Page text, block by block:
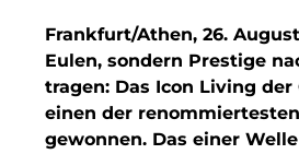
Finanzchef24
Frameworks
Gemeinde Hallbergmoos
Frankfurt/Athen, 26.
Eulen, sondern Prestige
tragen: Das Icon Living der
einen der
gewonnen. Das einer Welle